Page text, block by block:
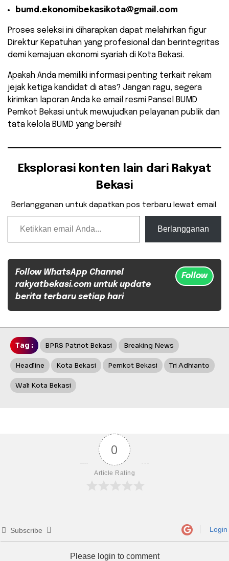
bumd.ekonomibekasikota@gmail.com
​Proses seleksi ini diharapkan dapat melahirkan figur
Direktur Kepatuhan yang profesional dan berintegritas
demi kemajuan ekonomi syariah di Kota Bekasi.
​Apakah Anda memiliki informasi penting terkait rekam
jejak ketiga kandidat di atas? Jangan ragu, segera
kirimkan laporan Anda ke email resmi Pansel BUMD
Pemkot Bekasi untuk mewujudkan pelayanan publik dan
tata kelola BUMD yang bersih!
Eksplorasi konten lain dari Rakyat
Bekasi
Berlangganan untuk dapatkan pos terbaru lewat email.
Ketikkan email Anda...
Berlangganan
Follow WhatsApp Channel
rakyatbekasi.com untuk update
berita terbaru setiap hari
Follow
Tag : BPRS Patriot Bekasi Breaking News
Headline Kota Bekasi Pemkot Bekasi Tri Adhianto
Wali Kota Bekasi
0
Article Rating
Subscribe Login
Please login to comment